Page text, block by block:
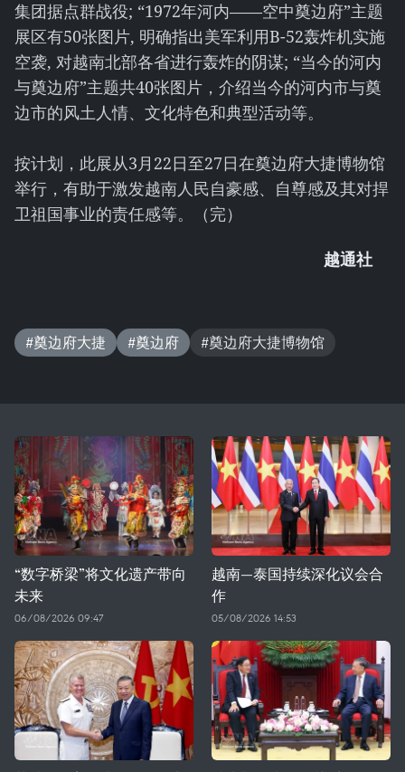
集团据点群战役; “1972年河内——空中奠边府”主题
展区有50张图片, 明确指出美军利用B-52轰炸机实施
空袭, 对越南北部各省进行轰炸的阴谋; “当今的河内
与奠边府”主题共40张图片，介绍当今的河内市与奠
边市的风土人情、文化特色和典型活动等。
按计划，此展从3月22日至27日在奠边府大捷博物馆
举行，有助于激发越南人民自豪感、自尊感及其对捍
卫祖国事业的责任感等。（完）
越通社
#奠边府大捷 #奠边府 #奠边府大捷博物馆
“数字桥梁”将文化遗产带向
未来
06/08/2026 09:47
越南—泰国持续深化议会合
作
05/08/2026 14:53